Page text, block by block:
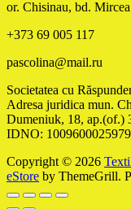
or. Chisinau, bd.
+373 69 005 117
pascolina@mail.ru
Societatea cu
Adresa juridica mun.
Dumeniuk, 18, ap.(of.)
IDNO: 1009600025979
Copyright © 2026
eStore by ThemeGrill.